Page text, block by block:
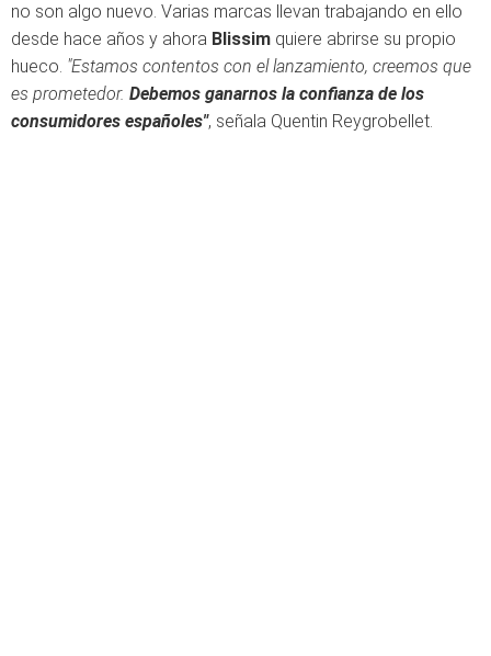
no son algo nuevo. Varias marcas llevan trabajando en ello
desde hace años y ahora Blissim quiere abrirse su propio
hueco. "Estamos contentos con el lanzamiento, creemos que
es prometedor. Debemos ganarnos la confianza de los
consumidores españoles", señala Quentin Reygrobellet.